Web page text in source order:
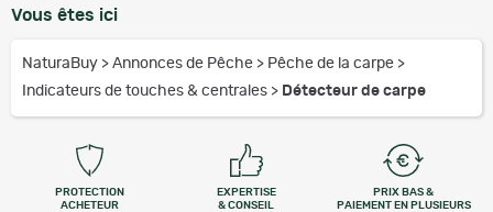
Vous êtes ici
NaturaBuy > Annonces de Pêche > Pêche de la carpe >
Indicateurs de touches & centrales > Détecteur de carpe
PROTECTION
ACHETEUR
EXPERTISE
& CONSEIL
PRIX BAS &
PAIEMENT EN PLUSIEURS